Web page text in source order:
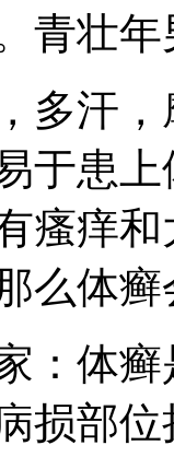
青壮
汗，
于患
瘙痒
么体
体癣
损部